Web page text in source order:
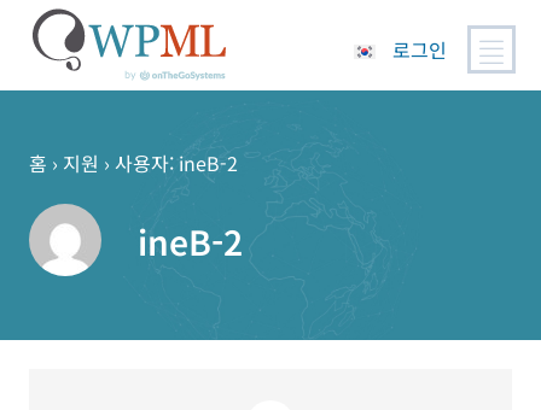
로그인
홈 › 지원 › 사용자: ineB-2
ineB-2